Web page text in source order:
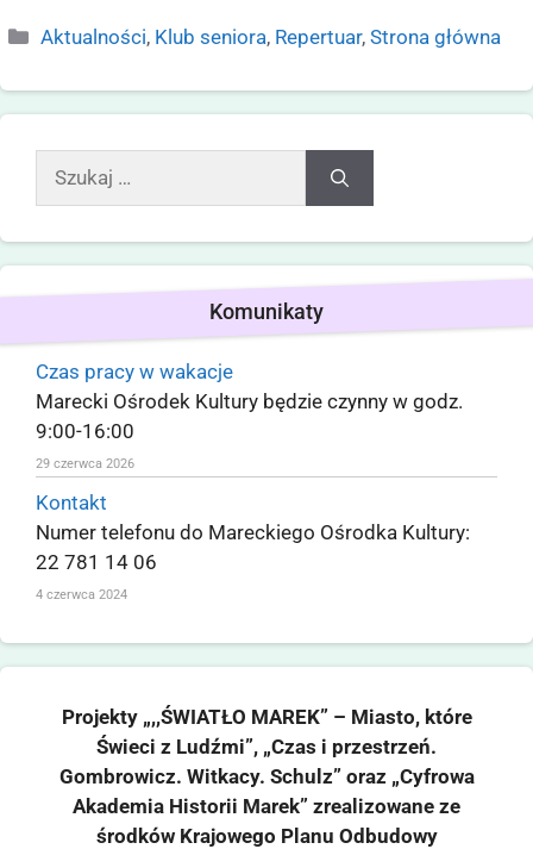
Aktualności, Klub seniora, Repertuar,Strona główna
Komunikaty
Czas pracy w wakacje
Marecki Ośrodek Kultury będzie czynny w godz.
9:00-16:00
29 czerwca 2026
Kontakt
Numer telefonu do Mareckiego Ośrodka Kultury:
22 781 14 06
4 czerwca 2024
Projekty „,,ŚWIATŁO MAREK” – Miasto, które
Świeci z Ludźmi”, „Czas i przestrzeń.
Gombrowicz. Witkacy. Schulz” oraz „Cyfrowa
Akademia Historii Marek” zrealizowane ze
środków Krajowego Planu Odbudowy